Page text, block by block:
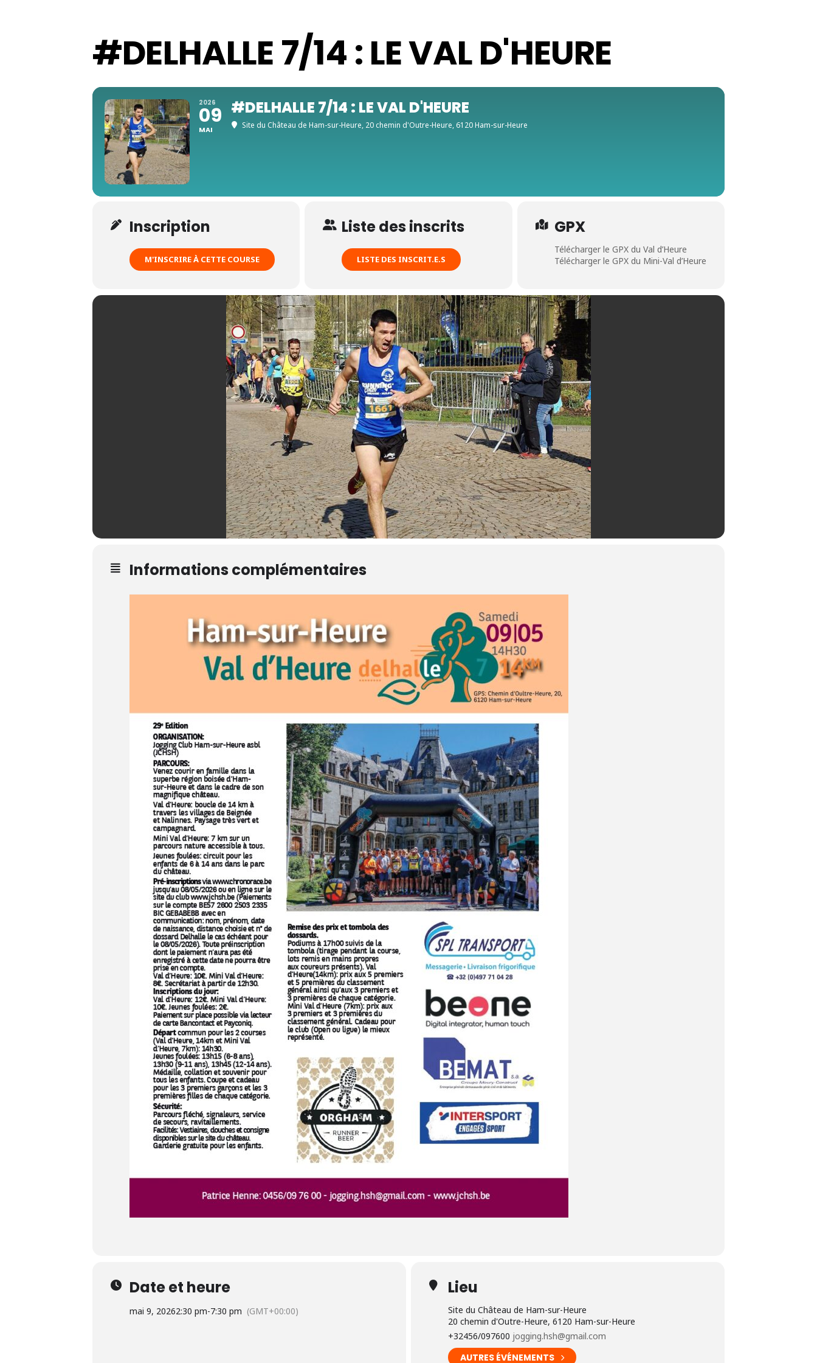
#DELHALLE 7/14 : LE VAL D'HEURE
2026
09
MAI
#DELHALLE 7/14 : LE VAL D'HEURE
Site du Château de Ham-sur-Heure, 20 chemin d'Outre-Heure, 6120 Ham-sur-Heure
Inscription
M'INSCRIRE À CETTE COURSE
Liste des inscrits
LISTE DES INSCRIT.E.S
GPX
Télécharger le GPX du Val d’Heure
Télécharger le GPX du Mini-Val d’Heure
Informations complémentaires
Date et heure
mai 9, 20262:30 pm-7:30 pm (GMT+00:00)
Lieu
Site du Château de Ham-sur-Heure
20 chemin d'Outre-Heure, 6120 Ham-sur-Heure
+32456/097600 jogging.hsh@gmail.com
AUTRES ÉVÉNEMENTS